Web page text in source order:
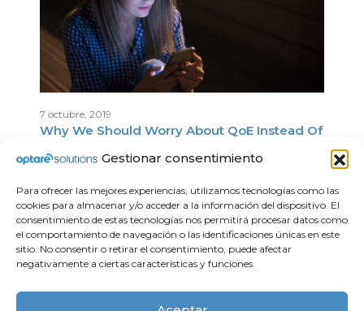
Gestionar consentimiento
Para ofrecer las mejores experiencias, utilizamos tecnologías como las
cookies para almacenar y/o acceder a la información del dispositivo. El
consentimiento de estas tecnologías nos permitirá procesar datos como
el comportamiento de navegación o las identificaciones únicas en este
sitio. No consentir o retirar el consentimiento, puede afectar
negativamente a ciertas características y funciones.
7 octubre, 2019
Why We Should Worry About QoE Instead Of
Apoyo Institucional